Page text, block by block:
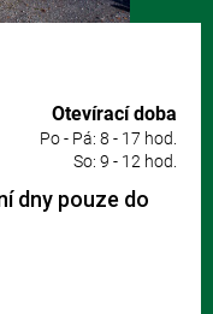
Otevírací doba
Po - Pá: 8 - 17 hod.
So: 9 - 12 hod.
dny pouze do